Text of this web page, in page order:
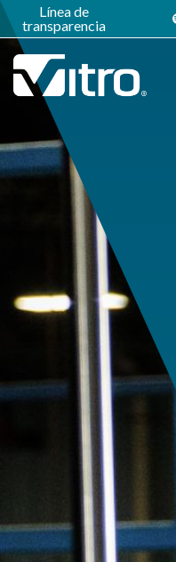
Línea de
transparencia